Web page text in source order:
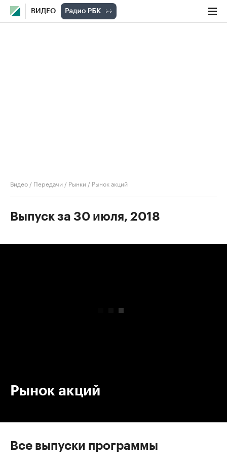
ВИДЕО
Видео / Передачи / Рынки / Рынок акций
Выпуск за 30 июля, 2018
Рынок акций
Все выпуски программы